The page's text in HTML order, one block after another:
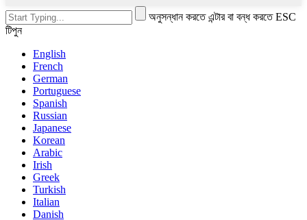
অনুসন্ধান করতে এন্টার বা বন্ধ করতে ESC
টিপুন
English
French
German
Portuguese
Spanish
Russian
Japanese
Korean
Arabic
Irish
Greek
Turkish
Italian
Danish